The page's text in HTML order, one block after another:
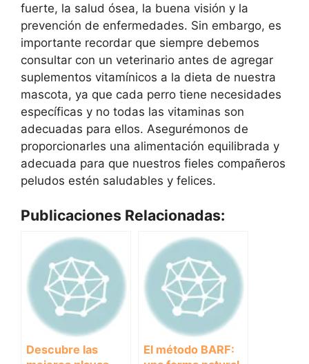
fuerte, la salud ósea, la buena visión y la
prevención de enfermedades. Sin embargo, es
importante recordar que siempre debemos
consultar con un veterinario antes de agregar
suplementos vitamínicos a la dieta de nuestra
mascota, ya que cada perro tiene necesidades
específicas y no todas las vitaminas son
adecuadas para ellos. Asegurémonos de
proporcionarles una alimentación equilibrada y
adecuada para que nuestros fieles compañeros
peludos estén saludables y felices.
Publicaciones Relacionadas:
Descubre las
El método BARF: